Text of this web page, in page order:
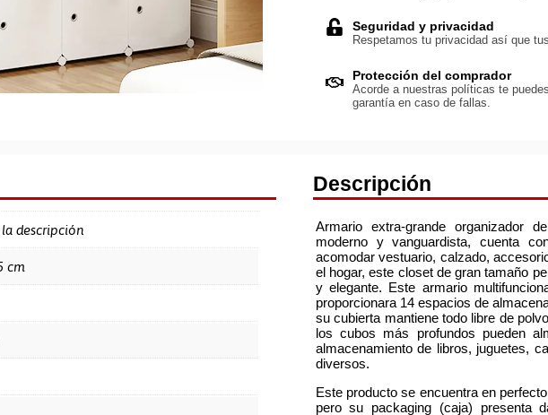
Seguridad y privacidad
Respetamos tu privacidad así que
Protección del comprador
Acorde a nuestras políticas te
garantía en caso de fallas.
descripción
cm
Descripción
Armario extra-grande organizador
moderno y vanguardista, cuenta
acomodar vestuario, calzado,
el hogar, este closet de gran tamaño
y elegante. Este armario
proporcionara 14 espacios de
su cubierta mantiene todo libre de
los cubos más profundos pueden
almacenamiento de libros, juguetes,
diversos.
Este producto se encuentra en
pero su packaging (caja) presenta